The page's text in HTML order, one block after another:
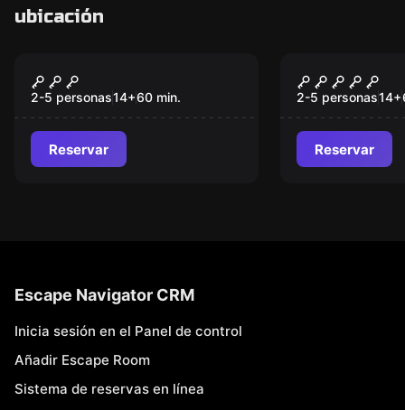
ubicación
La Casa de los
Fantasmas
2-5 personas14+60 min.
Reservar
La Piedra
2-5 personas14+
Reservar
Escape Navigator CRM
Inicia sesión en el Panel de control
Añadir Escape Room
Sistema de reservas en línea